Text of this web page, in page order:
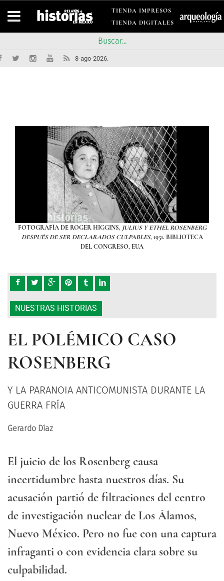
TIENDA IMPRESOS
TIENDA DIGITALES
8-ago-2026.
FOTOGRAFÍA DE ROGER HIGGINS, JULIUS Y ETHEL ROSENBERG
DESPUÉS DE SER DECLARADOS CULPABLES, 1951. BIBLIOTECA
DEL CONGRESO, EUA
NUESTRAS HISTORIAS
EL POLÉMICO CASO
ROSENBERG
Y LA PARANOIA ANTICOMUNISTA DURANTE LA
GUERRA FRÍA
Gerardo Díaz
El juicio de los Rosenberg causa
incertidumbre hasta nuestros días. Su
acusación partió de filtraciones del centro
de investigación nuclear de Los Álamos,
Nuevo México. Pero no fue con una captura
infraganti o con evidencia clara sobre su
culpabilidad.